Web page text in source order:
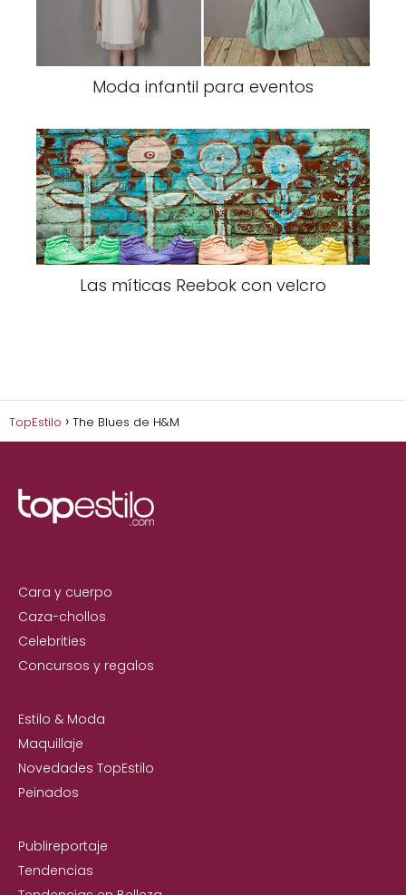
Moda infantil para eventos
Las míticas Reebok con velcro
TopEstilo The Blues de H&M
Cara y cuerpo
Caza-chollos
Celebrities
Concursos y regalos
Estilo & Moda
Maquillaje
Novedades TopEstilo
Peinados
Publireportaje
Tendencias